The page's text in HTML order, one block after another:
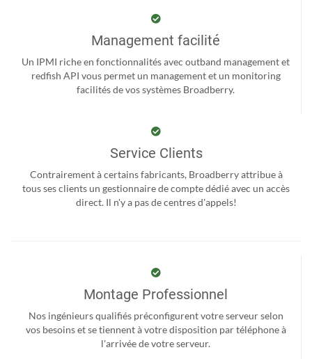
Management facilité
Un IPMI riche en fonctionnalités avec outband management et
redfish API vous permet un management et un monitoring
facilités de vos systèmes Broadberry.
Service Clients
Contrairement à certains fabricants, Broadberry attribue à
tous ses clients un gestionnaire de compte dédié avec un accès
direct. Il n'y a pas de centres d'appels!
Montage Professionnel
Nos ingénieurs qualifiés préconfigurent votre serveur selon
vos besoins et se tiennent à votre disposition par téléphone à
l'arrivée de votre serveur.